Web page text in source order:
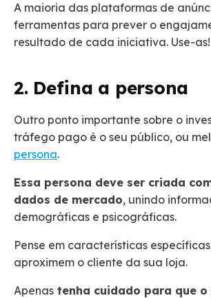
A maioria das plataformas de
ferramentas para prever o
resultado de cada iniciativa. Use-as!
2. Defina a persona
Outro ponto importante sobre o
tráfego pago é o seu público, ou
persona.
Essa persona deve ser criada
dados de mercado, unindo
demográficas e psicográficas.
Pense em características
aproximem o cliente da sua loja.
Apenas tenha cuidado para que o